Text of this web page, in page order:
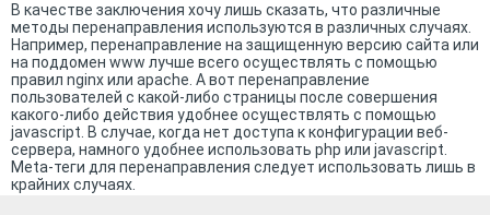
В качестве заключения хочу лишь сказать, что различные
методы перенаправления используются в различных случаях.
Например, перенаправление на защищенную версию сайта или
на поддомен www лучше всего осуществлять с помощью
правил nginx или apache. А вот перенаправление
пользователей с какой-либо страницы после совершения
какого-либо действия удобнее осуществлять с помощью
javascript. В случае, когда нет доступа к конфигурации веб-
сервера, намного удобнее использовать php или javascript.
Meta-теги для перенаправления следует использовать лишь в
крайних случаях.